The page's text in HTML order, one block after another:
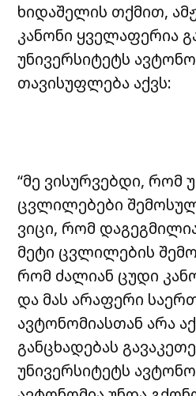
ხიდაშელის თქმით,
კანონი ყველაფერია
უნივერსიტეტს
თავისუფლება აქვს:
“მე ვისურვებდი, რომ
ცვლილებები
ვიცი, რომ
მეტი ცვლილების
რომ ძალიან ცუდი
და მას არაფერი
ავტონომიასთან არა
განცხადებას
უნივერსიტეტს